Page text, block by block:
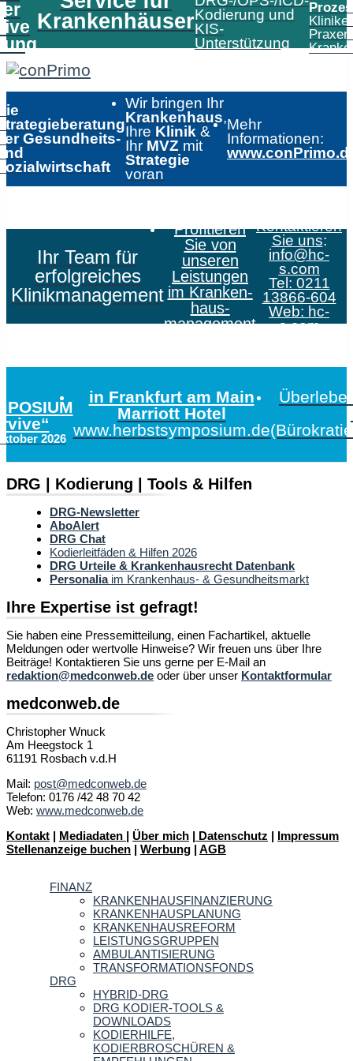
KrankenhäuserKodierung und
KIS-
Unterstützung
Gesundheits-
Wir bringen Ihr
Krankenhaus,
Ihre Klinik &
Ihr MVZ mit
Strategie
voran
Mehr
Informationen:
Ihr Team für
erfolgreiches
Klinikmanagement
Profitieren
Sie von
unseren
Leistungen
im Kranken­
haus­
management
Kontaktieren
Sie uns:
info@hc-
s.com
Tel: 0211
13866-604
Web: hc-
s.com
2026
in Frankfurt am Main
Marriott Hotel
www.herbstsymposium.de
DRG | Kodierung | Tools & Hilfen
DRG-Newsletter
AboAlert
DRG Chat
Kodierleitfäden & Hilfen 2026
DRG Urteile & Krankenhausrecht Datenbank
Personaliaim Krankenhaus- & Gesundheitsmarkt
Ihre Expertise ist gefragt!
Sie haben eine Pressemitteilung, einen Fachartikel, aktuelle
Meldungen oder wertvolle Hinweise? Wir freuen uns über Ihre
Beiträge! Kontaktieren Sie uns gerne per E-Mail an
redaktion@medconweb.de oder über unser Kontaktformular
medconweb.de
Christopher Wnuck
Am Heegstock 1
61191 Rosbach v.d.H
Mail: post@medconweb.de
Telefon: 0176 /42 48 70 42
Web: www.medconweb.de
Kontakt | Mediadaten | Über mich | Datenschutz | Impressum
Stellenanzeige buchen | Werbung | AGB
FINANZ
KRANKENHAUSFINANZIERUNG
KRANKENHAUSPLANUNG
KRANKENHAUSREFORM
LEISTUNGSGRUPPEN
AMBULANTISIERUNG
TRANSFORMATIONSFONDS
DRG
HYBRID-DRG
DRG KODIER-TOOLS &
DOWNLOADS
KODIERHILFE,
KODIERBROSCHÜREN &